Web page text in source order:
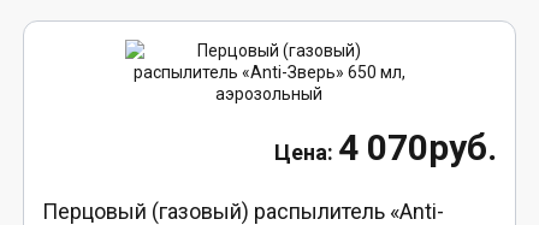
4 070руб.
Перцовый (газовый) распылитель «Anti-